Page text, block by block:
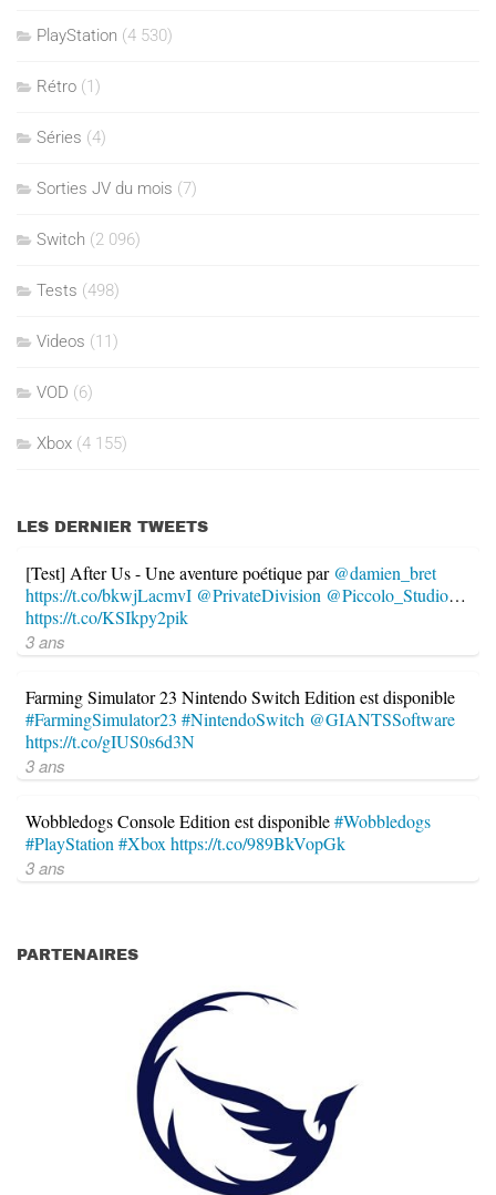
PlayStation (4 530)
Rétro (1)
Séries (4)
Sorties JV du mois (7)
Switch (2 096)
Tests (498)
Videos (11)
VOD (6)
Xbox (4 155)
LES DERNIER TWEETS
[Test] After Us - Une aventure poétique par @damien_bret
https://t.co/bkwjLacmvI @PrivateDivision @Piccolo_Studio…
https://t.co/KSIkpy2pik
3 ans
Farming Simulator 23 Nintendo Switch Edition est disponible
#FarmingSimulator23 #NintendoSwitch @GIANTSSoftware
https://t.co/gIUS0s6d3N
3 ans
Wobbledogs Console Edition est disponible#Wobbledogs
#PlayStation #Xbox https://t.co/989BkVopGk
3 ans
PARTENAIRES